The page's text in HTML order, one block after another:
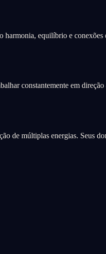
equilíbrio e
constantemente em
de múltiplas energias. Seus